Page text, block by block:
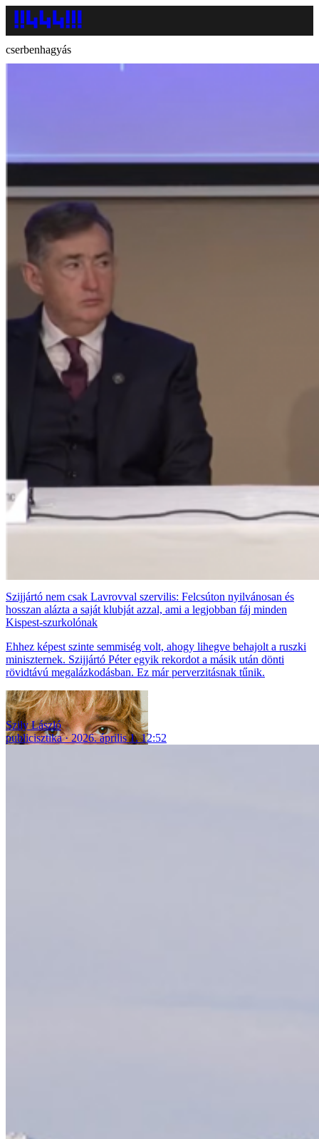
cserbenhagyás
Szijjártó nem csak Lavrovval szervilis: Felcsúton nyilvánosan és
hosszan alázta a saját klubját azzal, ami a legjobban fáj minden
Kispest-szurkolónak
Ehhez képest szinte semmiség volt, ahogy lihegve behajolt a ruszki
miniszternek. Szijjártó Péter egyik rekordot a másik után dönti
rövidtávú megalázkodásban. Ez már perverzitásnak tűnik.
Szily László
publicisztika
2026. április 1. 12:52